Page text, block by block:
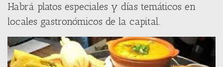
Habrá platos especiales y días temáticos en
locales gastronómicos de la capital.